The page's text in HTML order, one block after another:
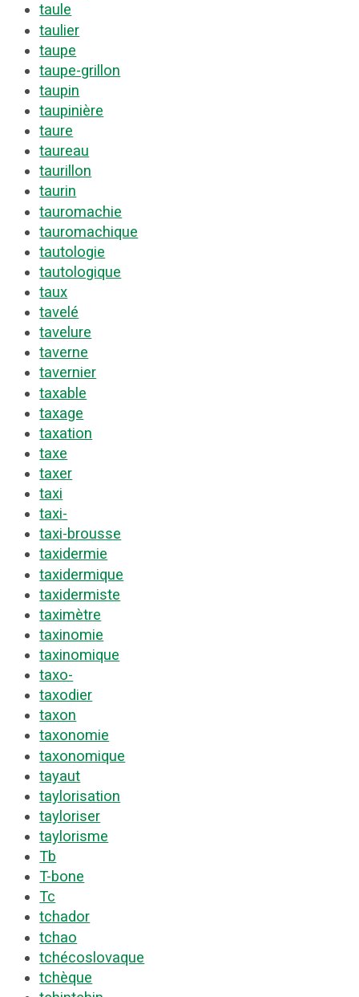
taule
taulier
taupe
taupe-grillon
taupin
taupinière
taure
taureau
taurillon
taurin
tauromachie
tauromachique
tautologie
tautologique
taux
tavelé
tavelure
taverne
tavernier
taxable
taxage
taxation
taxe
taxer
taxi
taxi-
taxi-brousse
taxidermie
taxidermique
taxidermiste
taximètre
taxinomie
taxinomique
taxo-
taxodier
taxon
taxonomie
taxonomique
tayaut
taylorisation
tayloriser
taylorisme
Tb
T-bone
Tc
tchador
tchao
tchécoslovaque
tchèque